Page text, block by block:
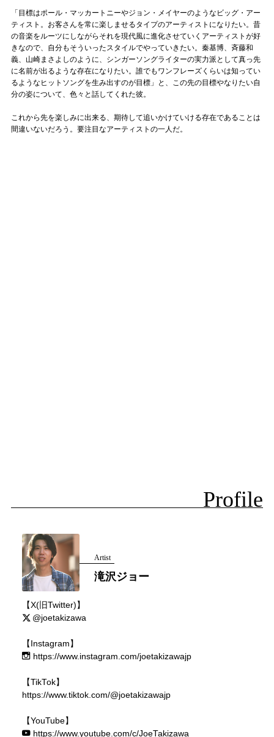
「目標はポール・マッカートニーやジョン・メイヤーのようなビッグ・アー
ティスト。お客さんを常に楽しませるタイプのアーティストになりたい。昔
の音楽をルーツにしながらそれを現代風に進化させていくアーティストが好
きなので、自分もそういったスタイルでやっていきたい。秦基博、斉藤和
義、山崎まさよしのように、シンガーソングライターの実力派として真っ先
に名前が出るような存在になりたい。誰でもワンフレーズくらいは知ってい
るようなヒットソングを生み出すのが目標」と、この先の目標やなりたい自
分の姿について、色々と話してくれた彼。
これから先を楽しみに出来る、期待して追いかけていける存在であることは
間違いないだろう。要注目なアーティストの一人だ。
Profile
Artist
滝沢ジョー
【X(旧Twitter)】
@joetakizawa
【Instagram】
https://www.instagram.com/joetakizawajp
【TikTok】
https://www.tiktok.com/@joetakizawajp
【YouTube】
https://www.youtube.com/c/JoeTakizawa